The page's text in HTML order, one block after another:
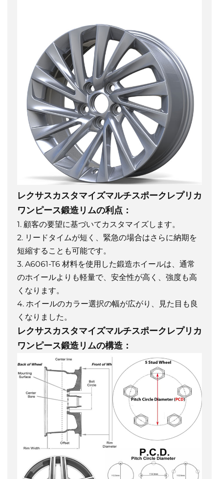
レクサスカスタマイズマルチスポークレプリカ
ワンピース鍛造リムの利点：
1. 顧客の要望に基づいてカスタマイズします。
2. リードタイムが短く、緊急の場合はさらに納期を
短縮することも可能です。
3. A6061-T6 材料を使用した鍛造ホイールは、通常
のホイールよりも軽量で、安全性が高く、強度も高
くなります。
4. ホイールのカラー選択の幅が広がり、見た目も良
くなりました。
レクサスカスタマイズマルチスポークレプリカ
ワンピース鍛造リムの構造：